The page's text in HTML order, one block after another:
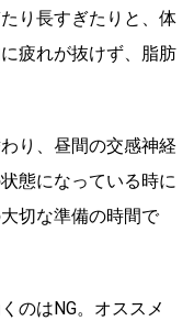
り長すぎたりと、体
疲れが抜けず、脂肪
り、昼間の交感神経
態になっている時に
切な準備の時間で
のはNG。オススメ